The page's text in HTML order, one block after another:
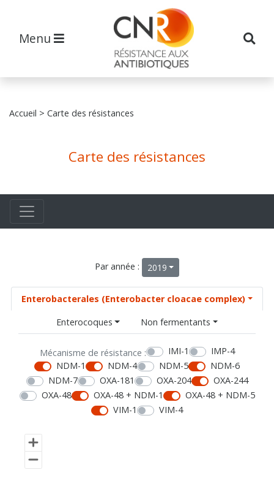
Menu
Accueil > Carte des résistances
Carte des résistances
Par année : 2019
Enterobacterales (Enterobacter cloacae complex)
Enterocoques
Non fermentants
Mécanisme de résistance : IMI-1
IMP-4
NDM-1
NDM-4 NDM-5
NDM-6
NDM-7
OXA-181 OXA-204
OXA-244
OXA-48
OXA-48 + NDM-1
OXA-48 + NDM-5
VIM-1
VIM-4